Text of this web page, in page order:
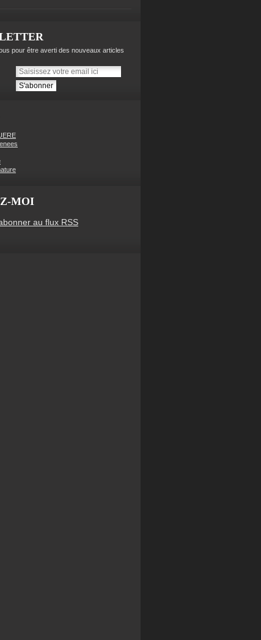
pour être averti des nouveaux articles
MOI
au flux RSS